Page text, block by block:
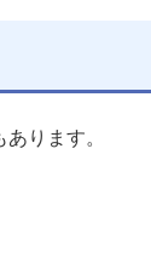
ります。